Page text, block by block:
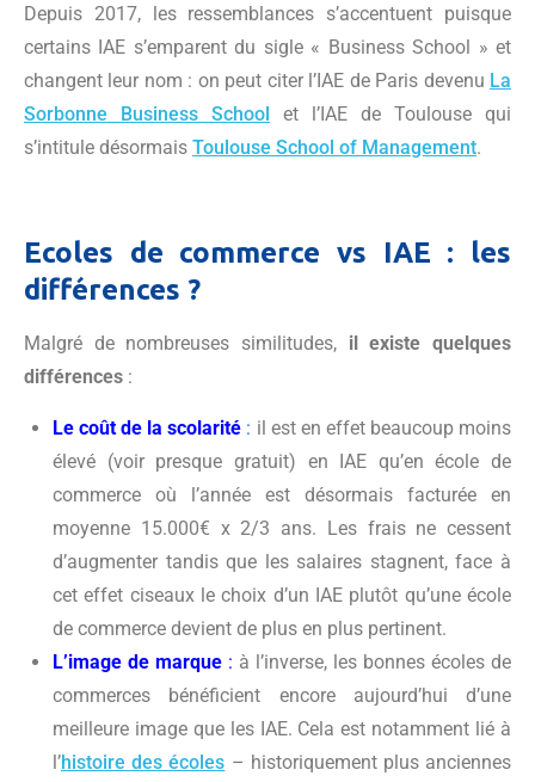
Depuis 2017, les ressemblances s’accentuent puisque
certains IAE s’emparent du sigle « Business School » et
changent leur nom : on peut citer l’IAE de Paris devenu La
Sorbonne Business School et l’IAE de Toulouse qui
s’intitule désormais Toulouse School of Management.
Ecoles de commerce vs IAE : les
différences ?
Malgré de nombreuses similitudes, il existe quelques
différences :
Le coût de la scolarité : il est en effet beaucoup moins
élevé (voir presque gratuit) en IAE qu’en école de
commerce où l’année est désormais facturée en
moyenne 15.000€ x 2/3 ans. Les frais ne cessent
d’augmenter tandis que les salaires stagnent, face à
cet effet ciseaux le choix d’un IAE plutôt qu’une école
de commerce devient de plus en plus pertinent.
L’image de marque : à l’inverse, les bonnes écoles de
commerces bénéficient encore aujourd’hui d’une
meilleure image que les IAE. Cela est notamment lié à
l’histoire des écoles – historiquement plus anciennes